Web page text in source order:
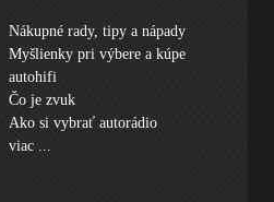
Nákupné rady, tipy a nápady
Myšlienky pri výbere a kúpe
autohifi
Čo je zvuk
Ako si vybrať autorádio
viac ...